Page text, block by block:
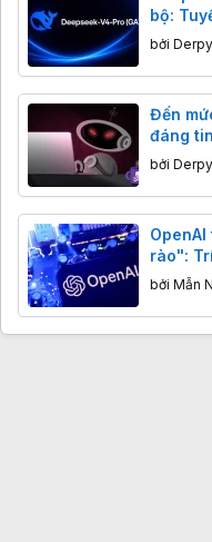
bộ:
bảo
bởi Derpy
Đến
đáng
sập
bởi Derpy
rào":
kiểm
bởi Mẫn